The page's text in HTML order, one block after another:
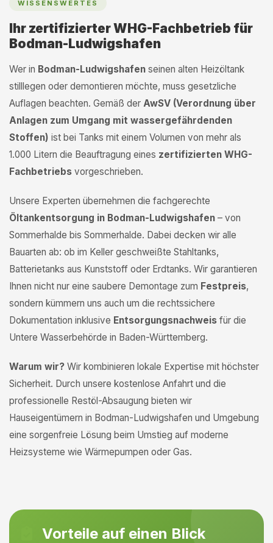
WISSENSWERTES
Ihr zertifizierter WHG-Fachbetrieb für
Bodman-Ludwigshafen
Wer in Bodman-Ludwigshafen seinen alten Heizöltank
stilllegen oder demontieren möchte, muss gesetzliche
Auflagen beachten. Gemäß der AwSV (Verordnung über
Anlagen zum Umgang mit wassergefährdenden
Stoffen) ist bei Tanks mit einem Volumen von mehr als
1.000 Litern die Beauftragung eines zertifizierten WHG-
Fachbetriebs vorgeschrieben.
Unsere Experten übernehmen die fachgerechte
Öltankentsorgung in Bodman-Ludwigshafen – von
Sommerhalde bis Sommerhalde. Dabei decken wir alle
Bauarten ab: ob im Keller geschweißte Stahltanks,
Batterietanks aus Kunststoff oder Erdtanks. Wir garantieren
Ihnen nicht nur eine saubere Demontage zum Festpreis,
sondern kümmern uns auch um die rechtssichere
Dokumentation inklusive Entsorgungsnachweis für die
Untere Wasserbehörde in Baden-Württemberg.
Warum wir? Wir kombinieren lokale Expertise mit höchster
Sicherheit. Durch unsere kostenlose Anfahrt und die
professionelle Restöl-Absaugung bieten wir
Hauseigentümern in Bodman-Ludwigshafen und Umgebung
eine sorgenfreie Lösung beim Umstieg auf moderne
Heizsysteme wie Wärmepumpen oder Gas.
Vorteile auf einen Blick